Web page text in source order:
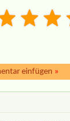
einfügen »